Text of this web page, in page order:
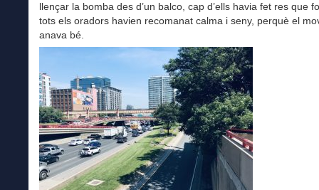
llençar la bomba des d’un balco, cap d’ells havia fet res que
tots els oradors havien recomanat calma i seny, perquè el
anava bé.